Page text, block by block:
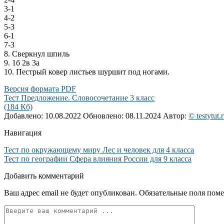
3-1
4-2
5-3
6-1
7-3
8. Сверкнул шпиль
9. 1б 2в 3а
10. Пестрый ковер листьев шуршит под ногами.
Версия формата PDF
Тест Предложение. Словосочетание 3 класс
(184 Кб)
Добавлено: 10.08.2022 Обновлено: 08.11.2024 Автор: ©
Навигация
Тест по окружающему миру Лес и человек для 4 класса
Тест по географии Сфера влияния России для 9 класса
Добавить комментарий
Ваш адрес email не будет опубликован. Обязательные поля